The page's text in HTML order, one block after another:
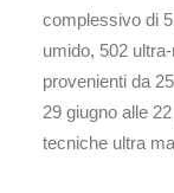
complessivo di
umido, 502
provenienti da
29 giugno alle
tecniche ultra